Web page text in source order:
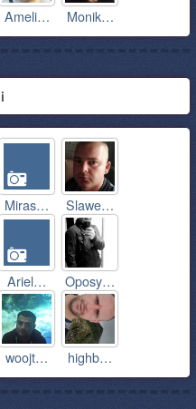
Ameli… Monik…
Miras… Slawe…
Ariel… Oposy…
woojt… highb…